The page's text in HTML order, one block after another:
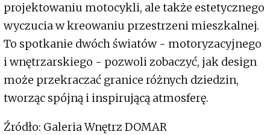
projektowaniu motocykli, ale także estetycznego
wyczucia w kreowaniu przestrzeni mieszkalnej.
To spotkanie dwóch światów - motoryzacyjnego
i wnętrzarskiego - pozwoli zobaczyć, jak design
może przekraczać granice różnych dziedzin,
tworząc spójną i inspirującą atmosferę.
Źródło: Galeria Wnętrz DOMAR